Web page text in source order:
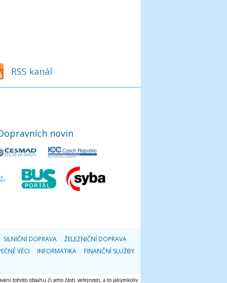
RSS kanál
novin
SILNIČNÍ DOPRAVA
ŽELEZNIČNÍ DOPRAVA
VĚCI INFORMATIKA
FINANČNÍ SLUŽBY
tohoto obsahu či jeho části veřejnosti, a to jakýmkoliv